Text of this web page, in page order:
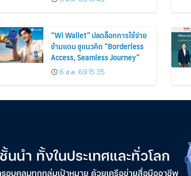
เออร์สินค้า เติมรายได้ช่วย
“Wi Wallet” ปลดล็อกการใช้จ่าย
ข้ามแดน ชูแนวคิด “Borderless
Access, Seamless Journey”
6 ส.ค. 69 15:35